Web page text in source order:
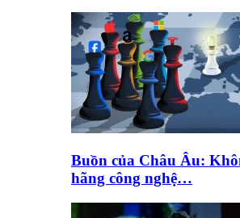
Buồn của Châu Âu:
hãng công nghệ…